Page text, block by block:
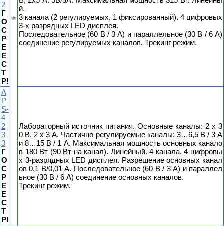
2
Г
О
С
Р
Е
Е
С
Т
Р!
й.
3 канала (2 регулируемых, 1 фиксированный). 4 цифровых
3-х разрядных LED дисплея.
Последовательное (60 В / 3 А) и параллельное (30 В / 6 А)
соединение регулируемых каналов. Трекинг режим.
A
P
S-
4
2
3
3
Г
О
С
Р
Е
Е
С
Т
Р!
Лабораторный источник питания. Основные каналы: 2 х 3
0 В, 2 x 3 А. Частично регулируемые каналы: 3…6,5 В / 3 А
и 8…15 В / 1 А. Максимальная мощность основных канало
в 180 Вт (90 Вт на канал). Линейный. 4 канала. 4 цифровы
х 3-разрядных LED дисплея. Разрешение основных канал
ов 0,1 В/0,01 А. Последовательное (60 В / 3 А) и параллел
ьное (30 В / 6 А) соединение основных каналов.
Трекинг режим.